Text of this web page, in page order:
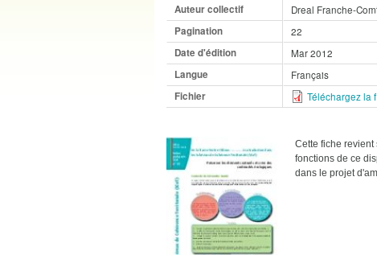
Auteur collectif
Dreal Franche-
Pagination
22
Date d'édition
Mar 2012
Langue
Français
Fichier
Téléchargez la
Cette fiche
fonctions de ce
dans le projet